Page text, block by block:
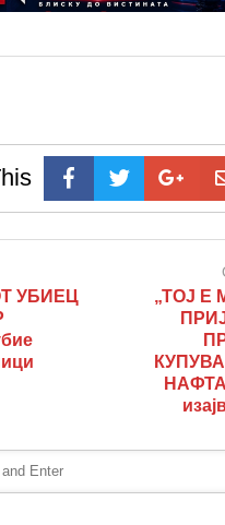
УБИЕЦ
„ТОЈ Е